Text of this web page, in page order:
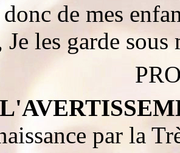
de mes
Je les garde
par la